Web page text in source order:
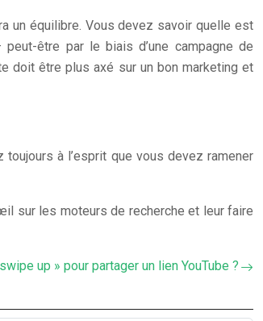
un équilibre. Vous devez savoir quelle est
être par le biais d’une campagne de
doit être plus axé sur un bon marketing et
à l’esprit que vous devez ramener
sur les moteurs de recherche et leur faire
up » pour partager un lien YouTube ?